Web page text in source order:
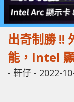
出奇制勝 !!
能，Intel
- 軒仔 - 2022-